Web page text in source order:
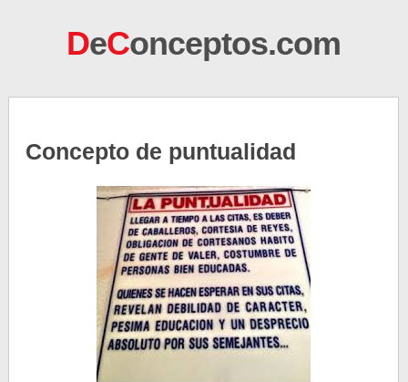
DeConceptos.com
Concepto de puntualidad